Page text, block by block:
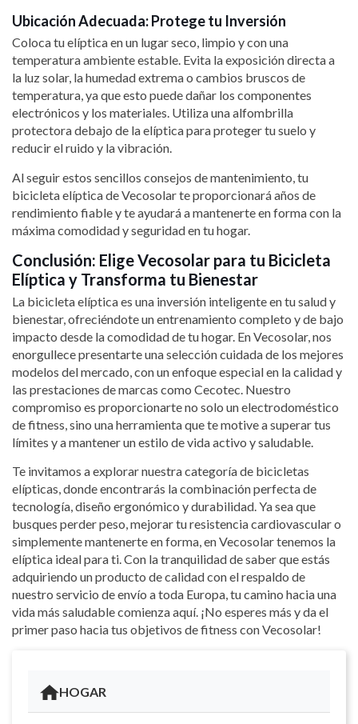
HOGAR
Ubicación Adecuada: Protege tu Inversión
Coloca tu elíptica en un lugar seco, limpio y con una
temperatura ambiente estable. Evita la exposición directa a
la luz solar, la humedad extrema o cambios bruscos de
temperatura, ya que esto puede dañar los componentes
electrónicos y los materiales. Utiliza una alfombrilla
protectora debajo de la elíptica para proteger tu suelo y
reducir el ruido y la vibración.
Al seguir estos sencillos consejos de mantenimiento, tu
bicicleta elíptica de Vecosolar te proporcionará años de
rendimiento fiable y te ayudará a mantenerte en forma con la
máxima comodidad y seguridad en tu hogar.
Conclusión: Elige Vecosolar para tu Bicicleta
Elíptica y Transforma tu Bienestar
La bicicleta elíptica es una inversión inteligente en tu salud y
bienestar, ofreciéndote un entrenamiento completo y de bajo
impacto desde la comodidad de tu hogar. En Vecosolar, nos
enorgullece presentarte una selección cuidada de los mejores
modelos del mercado, con un enfoque especial en la calidad y
las prestaciones de marcas como Cecotec. Nuestro
compromiso es proporcionarte no solo un electrodoméstico
de fitness, sino una herramienta que te motive a superar tus
límites y a mantener un estilo de vida activo y saludable.
Te invitamos a explorar nuestra categoría de bicicletas
elípticas, donde encontrarás la combinación perfecta de
tecnología, diseño ergonómico y durabilidad. Ya sea que
busques perder peso, mejorar tu resistencia cardiovascular o
simplemente mantenerte en forma, en Vecosolar tenemos la
elíptica ideal para ti. Con la tranquilidad de saber que estás
adquiriendo un producto de calidad con el respaldo de
nuestro servicio de envío a toda Europa, tu camino hacia una
vida más saludable comienza aquí. ¡No esperes más y da el
primer paso hacia tus objetivos de fitness con Vecosolar!